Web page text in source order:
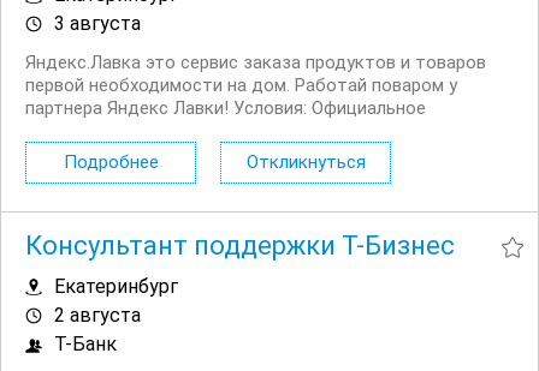
3 августа
Яндекс.Лавка это сервис заказа продуктов и товаров
первой необходимости на дом. Работай поваром у
партнера Яндекс Лавки! Условия: Официальное
в месяц на банковскую карту. В компании существует
система карьерного роста, у вас...
Подробнее Откликнуться
Консультант поддержки Т-Бизнес
Екатеринбург
2 августа
Т-Банк